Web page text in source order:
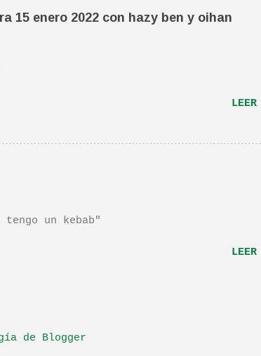
hermano interpretan esta canción.De
Sondre Lerche , incluye una magnifica
AQUÍ Y LA TENDRÁS...
15 enero 2022 con hazy ben y oihan
LEER
tengo un kebab"
LEER
de Blogger